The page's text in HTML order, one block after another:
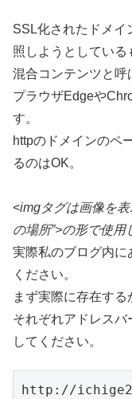
SSL化されたドメイ
照しようとしている
混合コンテンツと呼
プラウザEdgeや
す。
httpのドメインのペ
るのはOK。
<imgタグは画像を
の場所”>の形で使用
実際私のブログ内に
ください。
まず実際に存在す
それぞれアドレス
してください。
http://